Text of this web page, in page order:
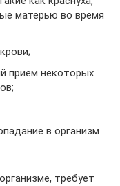
матерью во время
прием некоторых
в организм
требует